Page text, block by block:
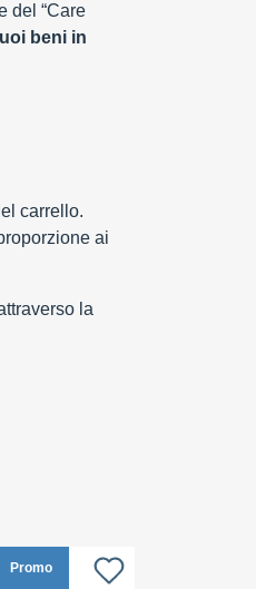
del “Care
beni in
carrello.
ai
la
Promo